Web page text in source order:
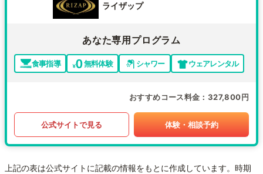
ライザップ
あなた専用プログラム
食事指導 無料体験 シャワー ウェアレンタル
おすすめコース料金 327,800円
公式サイトで見る 体験・相談予約
上記の表は公式サイトに記載の情報をもとに作成しています。時期